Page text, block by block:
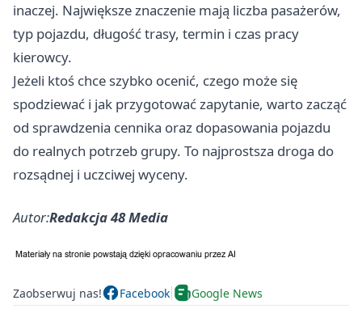
inaczej. Największe znaczenie mają liczba pasażerów,
typ pojazdu, długość trasy, termin i czas pracy
kierowcy.
Jeżeli ktoś chce szybko ocenić, czego może się
spodziewać i jak przygotować zapytanie, warto zacząć
od sprawdzenia cennika oraz dopasowania pojazdu
do realnych potrzeb grupy. To najprostsza droga do
rozsądnej i uczciwej wyceny.
Autor:Redakcja 48 Media
Zaobserwuj nas! Facebook Google News